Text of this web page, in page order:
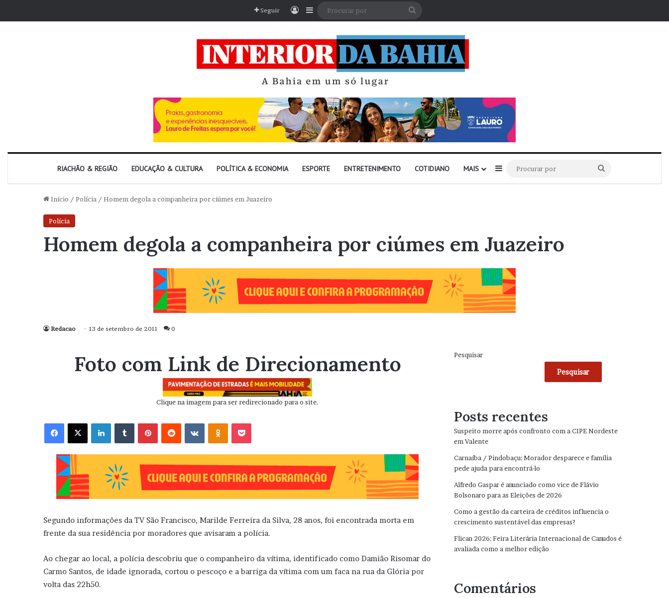
Seguir EntrarBarra Lateral
RIACHÃO & REGIÃO EDUCAÇÃO & CULTURA POLÍTICA & ECONOMIA ESPORTE ENTRETENIMENTO COTIDIANO MAIS Barra Lateral
por
Início / Polícia / Homem degola a companheira por ciúmes em Juazeiro
Polícia
Homem degola a companheira por ciúmes em Juazeiro
Redacao 13 de setembro de 2011 0
Foto com Link de Direcionamento
Clique na imagem para ser redirecionado para o site.
Facebook X Linkedin VK OK
Segundo informações da TV São Francisco, Marilde Ferreira da Silva, 28 anos, foi encontrada morta em
frente da sua residência por moradores que avisaram a polícia.
Ao chegar ao local, a polícia descobriu que o companheiro da vítima, identificado como Damião Risomar do
Carmo Santos, de idade ignorada, cortou o pescoço e a barriga da vítima com um faca na rua da Glória por
volta das 22h50.
Pesquisar
Pesquisar
Posts recentes
Suspeito morre após confronto com a CIPE Nordeste
em Valente
Carnaíba / Pindobaçu: Morador desparece e família
pede ajuda para encontrá-lo
Alfredo Gaspar é anunciado como vice de Flávio
Bolsonaro para as Eleições de 2026
Como a gestão da carteira de créditos influencia o
crescimento sustentável das empresas?
Flican 2026: Feira Literária Internacional de Canudos é
avaliada como a melhor edição
Comentários